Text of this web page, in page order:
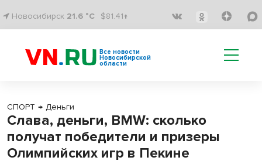
Новосибирск 21.6 °C $81.41↑
Все новости
Новосибирской
области
СПОРТ → Деньги
Слава, деньги, BMW: сколько
получат победители и призеры
Олимпийских игр в Пекине